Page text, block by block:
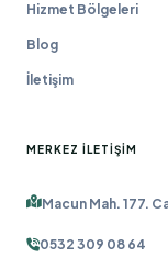
Hizmet Bölgeleri
Blog
İletişim
MERKEZ İLETIŞIM
Macun Mah. 177.
0532 309 08 64